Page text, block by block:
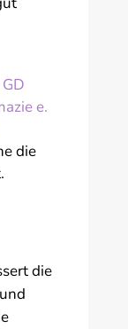
e.
die
die